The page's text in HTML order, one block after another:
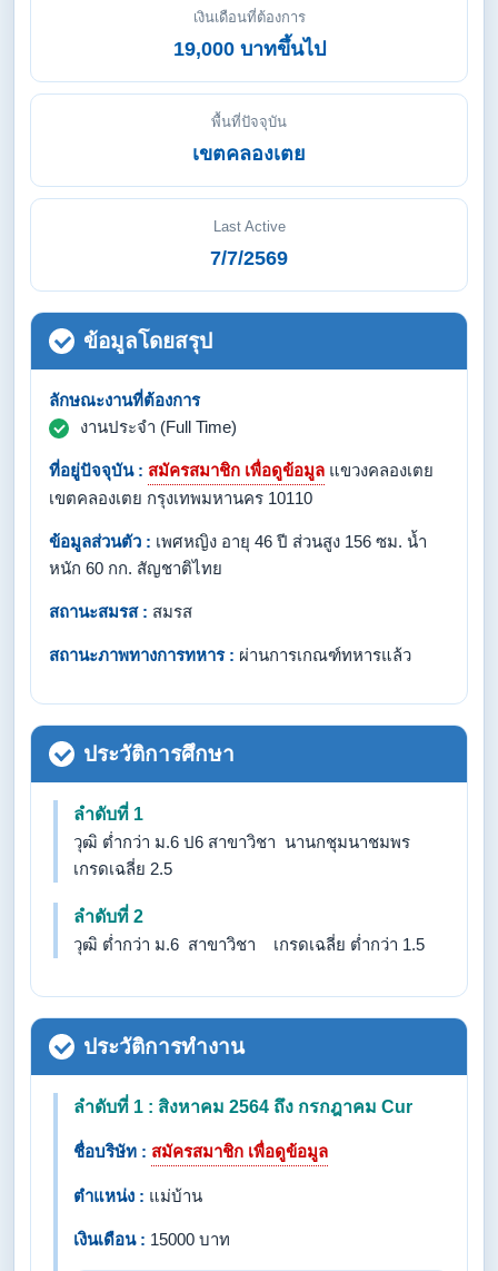
เงินเดือนที่ต้องการ
19,000 บาทขึ้นไป
พื้นที่ปัจจุบัน
เขตคลองเตย
Last Active
7/7/2569
ข้อมูลโดยสรุป
ลักษณะงานที่ต้องการ
งานประจำ (Full Time)
ที่อยู่ปัจจุบัน : สมัครสมาชิก เพื่อดูข้อมูล แขวงคลองเตย
เขตคลองเตย กรุงเทพมหานคร 10110
ข้อมูลส่วนตัว : เพศหญิง อายุ 46 ปี ส่วนสูง 156 ซม. น้ำ
หนัก 60 กก. สัญชาติไทย
สถานะสมรส : สมรส
สถานะภาพทางการทหาร : ผ่านการเกณฑ์ทหารแล้ว
ประวัติการศึกษา
ลำดับที่ 1
วุฒิ ต่ำกว่า ม.6 ป6 สาขาวิชา นานกชุมนาชมพร
เกรดเฉลี่ย 2.5
ลำดับที่ 2
วุฒิ ต่ำกว่า ม.6 สาขาวิชา เกรดเฉลี่ย ต่ำกว่า 1.5
ประวัติการทำงาน
ลำดับที่ 1 : สิงหาคม 2564 ถึง กรกฎาคม Cur
ชื่อบริษัท : สมัครสมาชิก เพื่อดูข้อมูล
ตำแหน่ง : แม่บ้าน
เงินเดือน : 15000 บาท